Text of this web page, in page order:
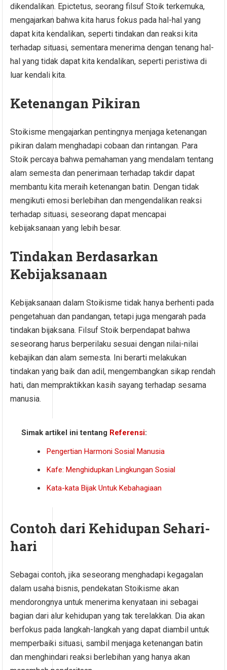
dikendalikan. Epictetus, seorang filsuf Stoik terkemuka,
mengajarkan bahwa kita harus fokus pada hal-hal yang
dapat kita kendalikan, seperti tindakan dan reaksi kita
terhadap situasi, sementara menerima dengan tenang hal-
hal yang tidak dapat kita kendalikan, seperti peristiwa di
luar kendali kita.
Ketenangan Pikiran
Stoikisme mengajarkan pentingnya menjaga ketenangan
pikiran dalam menghadapi cobaan dan rintangan. Para
Stoik percaya bahwa pemahaman yang mendalam tentang
alam semesta dan penerimaan terhadap takdir dapat
membantu kita meraih ketenangan batin. Dengan tidak
mengikuti emosi berlebihan dan mengendalikan reaksi
terhadap situasi, seseorang dapat mencapai
kebijaksanaan yang lebih besar.
Tindakan Berdasarkan
Kebijaksanaan
Kebijaksanaan dalam Stoikisme tidak hanya berhenti pada
pengetahuan dan pandangan, tetapi juga mengarah pada
tindakan bijaksana. Filsuf Stoik berpendapat bahwa
seseorang harus berperilaku sesuai dengan nilai-nilai
kebajikan dan alam semesta. Ini berarti melakukan
tindakan yang baik dan adil, mengembangkan sikap rendah
hati, dan mempraktikkan kasih sayang terhadap sesama
manusia.
Simak artikel ini tentang Referensi:
Pengertian Harmoni Sosial Manusia
Kafe: Menghidupkan Lingkungan Sosial
Kata-kata Bijak Untuk Kebahagiaan
Contoh dari Kehidupan Sehari-
hari
Sebagai contoh, jika seseorang menghadapi kegagalan
dalam usaha bisnis, pendekatan Stoikisme akan
mendorongnya untuk menerima kenyataan ini sebagai
bagian dari alur kehidupan yang tak terelakkan. Dia akan
berfokus pada langkah-langkah yang dapat diambil untuk
memperbaiki situasi, sambil menjaga ketenangan batin
dan menghindari reaksi berlebihan yang hanya akan